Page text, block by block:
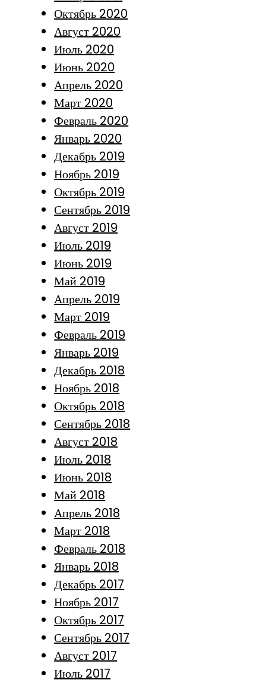
Октябрь 2020
Август 2020
Июль 2020
Июнь 2020
Апрель 2020
Март 2020
Февраль 2020
Январь 2020
Декабрь 2019
Ноябрь 2019
Октябрь 2019
Сентябрь 2019
Август 2019
Июль 2019
Июнь 2019
Май 2019
Апрель 2019
Март 2019
Февраль 2019
Январь 2019
Декабрь 2018
Ноябрь 2018
Октябрь 2018
Сентябрь 2018
Август 2018
Июль 2018
Июнь 2018
Май 2018
Апрель 2018
Март 2018
Февраль 2018
Январь 2018
Декабрь 2017
Ноябрь 2017
Октябрь 2017
Сентябрь 2017
Август 2017
Июль 2017